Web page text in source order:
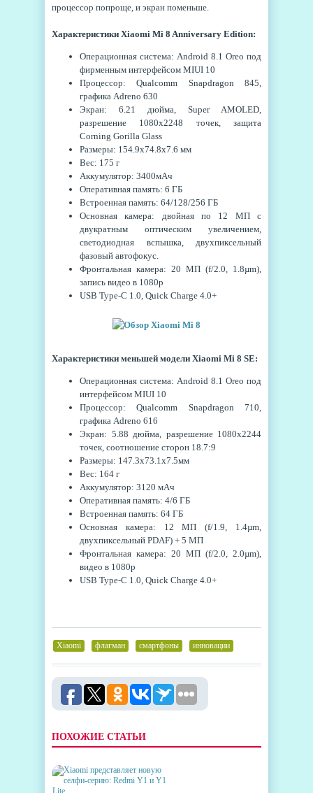
процессор попроще, и экран поменьше.
Характеристики Xiaomi Mi 8 Anniversary Edition:
Операционная система: Android 8.1 Oreo под
фирменным интерфейсом MIUI 10
Процессор: Qualcomm Snapdragon 845,
графика Adreno 630
Экран: 6.21 дюйма, Super AMOLED,
разрешение 1080x2248 точек, защита
Corning Gorilla Glass
Размеры: 154.9x74.8x7.6 мм
Вес: 175 г
Аккумулятор: 3400мАч
Оперативная память: 6 ГБ
Встроенная память: 64/128/256 ГБ
Основная камера: двойная по 12 МП с
двукратным оптическим увеличением,
светодиодная вспышка, двухпиксельный
фазовый автофокус.
Фронтальная камера: 20 МП (f/2.0, 1.8µm),
запись видео в 1080p
USB Type-C 1.0, Quick Charge 4.0+
Характеристики меньшей модели Xiaomi Mi 8 SE:
Операционная система: Android 8.1 Oreo под
интерфейсом MIUI 10
Процессор: Qualcomm Snapdragon 710,
графика Adreno 616
Экран: 5.88 дюйма, разрешение 1080x2244
точек, соотношение сторон 18.7:9
Размеры: 147.3x73.1x7.5мм
Вес: 164 г
Аккумулятор: 3120 мАч
Оперативная память: 4/6 ГБ
Встроенная память: 64 ГБ
Основная камера: 12 МП (f/1.9, 1.4µm,
двухпиксельный PDAF) + 5 МП
Фронтальная камера: 20 МП (f/2.0, 2.0µm),
видео в 1080p
USB Type-C 1.0, Quick Charge 4.0+
Xiaomi флагман смартфоны инновации
ПОХОЖИЕ СТАТЬИ